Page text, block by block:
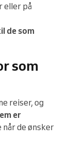
eller på
de som
som
reiser, og
er
de ønsker